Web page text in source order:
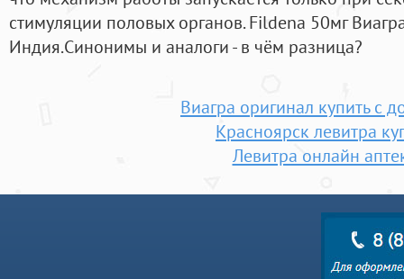
стимуляции половых органов. Fildena 50мг
Индия.Cинонимы и аналоги - в чём разница?
Виагра оригинал купить с
Красноярск левитра
Левитра онлайн